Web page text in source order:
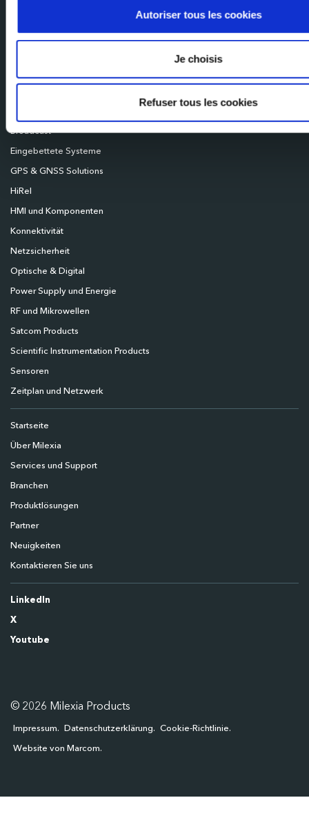
Autoriser tous les cookies
Je choisis
Refuser tous les cookies
Milexia Deutschland
Broadcast
Eingebettete Systeme
GPS & GNSS Solutions
HiRel
HMI und Komponenten
Konnektivität
Netzsicherheit
Optische & Digital
Power Supply und Energie
RF und Mikrowellen
Satcom Products
Scientific Instrumentation Products
Sensoren
Zeitplan und Netzwerk
Startseite
Über Milexia
Services und Support
Branchen
Produktlösungen
Partner
Neuigkeiten
Kontaktieren Sie uns
LinkedIn
X
Youtube
© 2026 Milexia Products
Impressum Datenschutzerklärung Cookie-Richtlinie
Website von Marcom